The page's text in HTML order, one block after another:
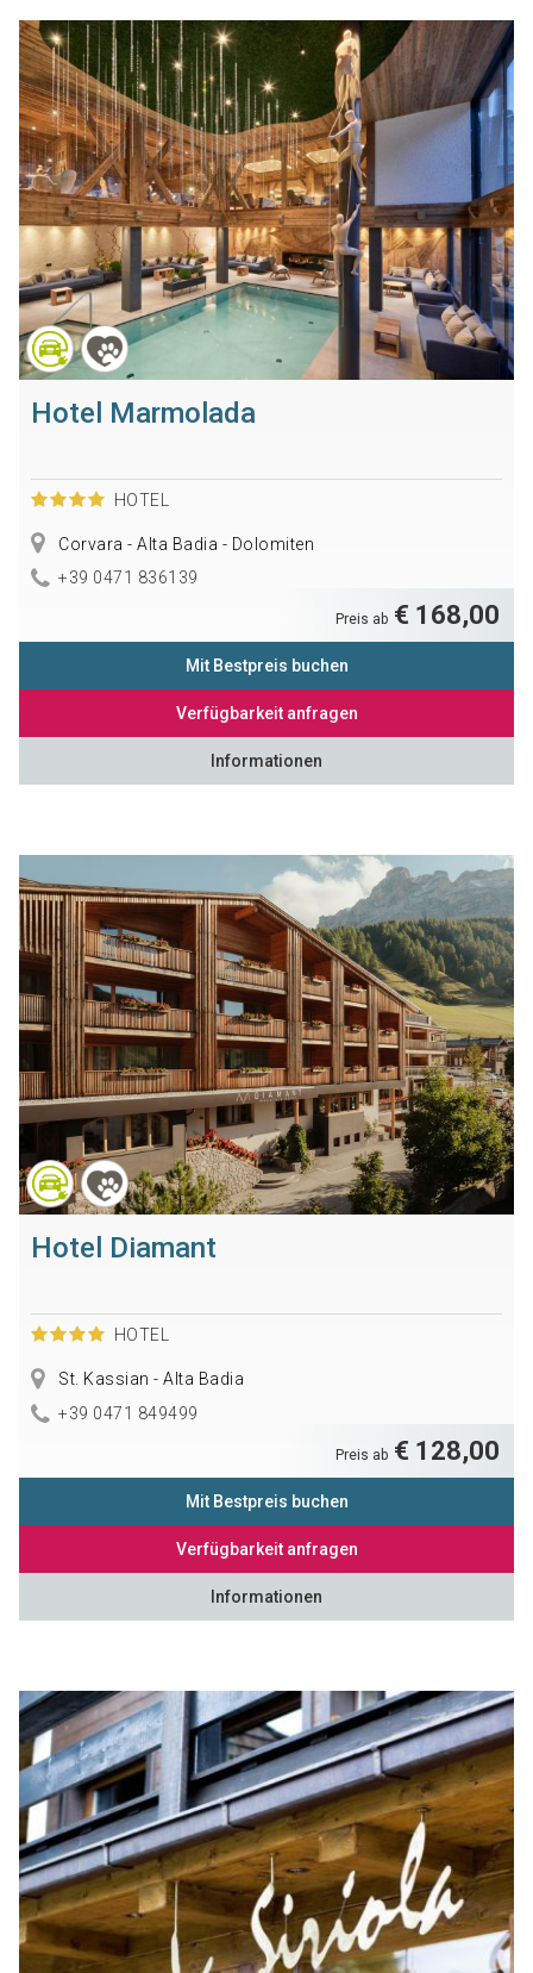
Hotel Marmolada
HOTEL
Corvara - Alta Badia - Dolomiten
+39 0471 836139
Preis ab € 168,00
Mit Bestpreis buchen
Verfügbarkeit anfragen
Informationen
Hotel Diamant
HOTEL
St. Kassian - Alta Badia
+39 0471 849499
Preis ab € 128,00
Mit Bestpreis buchen
Verfügbarkeit anfragen
Informationen